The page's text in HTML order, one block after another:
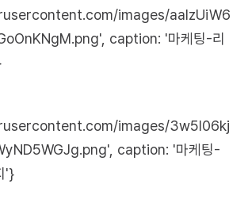
images/aaIzUiW6
caption: '마케팅-리
images/3w5I06kj
caption: '마케팅-
'}